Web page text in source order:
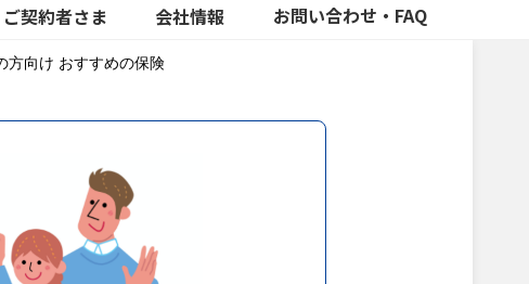
ご契約者さま 会社情報 お問い合わせ・FAQ
方向け おすすめの保険